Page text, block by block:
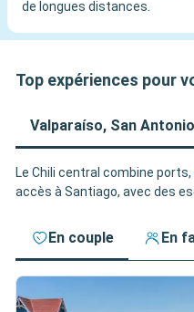
de longues distances.
Top expériences pour
Valparaíso, San
Le Chili central combine
accès à Santiago, avec des
En couple En